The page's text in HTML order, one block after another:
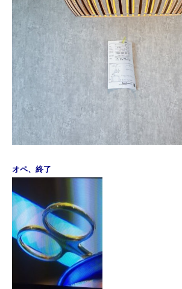
オペ、終了